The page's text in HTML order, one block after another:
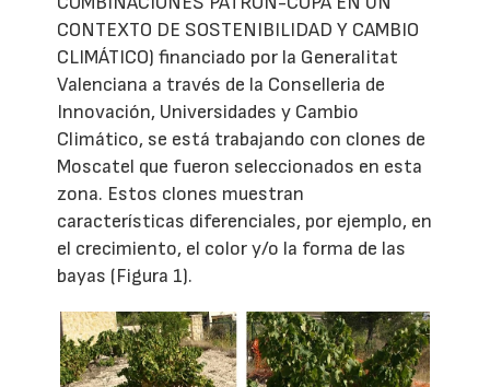
CONTEXTO DE SOSTENIBILIDAD Y CAMBIO
CLIMÁTICO) financiado por la Generalitat
Valenciana a través de la Conselleria de
Innovación, Universidades y Cambio
Climático, se está trabajando con clones de
Moscatel que fueron seleccionados en esta
zona. Estos clones muestran
características diferenciales, por ejemplo, en
el crecimiento, el color y/o la forma de las
bayas (Figura 1).